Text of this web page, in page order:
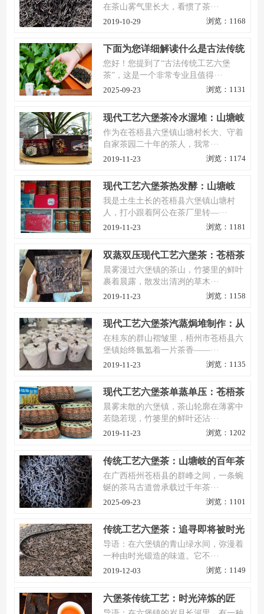
在茶山雾气里长大，看惯了茶···
2019-10-29
浏览：1168
下面为您详细解读什么是古法传统
工艺六堡茶
您好！您提到了“古法传统工艺六堡
茶”，这是一个非常专业且值得···
2025-09-23
浏览：1131
现代工艺六堡茶冷水渥堆：山塘岐
的“控温秘钥”，解锁六堡茶的纯净
陈香
作为在苍梧县六堡镇山塘村长大、守着
自家茶园二十年的茶人，我常···
2019-11-23
浏览：1174
现代工艺六堡茶热发酵：山塘岐
的“火候哲学”，让老茶焕发新活力
我是土生土长的苍梧县六堡镇山塘村
人，打小跟着阿公在茶厂里转—···
2019-11-23
浏览：1181
双蒸双压现代工艺六堡茶：苍梧茶
人用“两次智慧”解码红浓陈醇新境
界
晨雾漫过六堡镇的茶山，竹篓里的鲜叶
裹着晨露，散发出清冽的草木···
2019-11-23
浏览：1158
现代工艺六堡茶汽蒸焗堆制作：从
非遗传承到匠心升级的苍梧茶事
在桂东的群山褶皱里，梧州市苍梧县六
堡镇始终氤氲着一片茶香——···
2019-11-23
浏览：1135
现代工艺六堡茶单蒸单压：苍梧茶
人守正创新的“鲜爽密码”
晨雾未散的六堡镇，茶山轮廓在薄雾中
若隐若现，竹篓里的鲜叶还沾···
2019-11-23
浏览：1202
传统工艺六堡茶：山塘岐的百年茶
魂，藏在每一片茶叶里的“古法密
码”
在广西梧州苍梧县的群峰之间，一条蜿
蜒的茶马古道曾承载过千年茶···
2025-09-23
浏览：1101
传统工艺六堡茶：追寻即将被时光
封存的“古早味”
导语：在六堡镇的青山绿水间，弥漫着
一种由时光锻造的味道。它不···
2019-12-03
浏览：1149
六堡茶传统工艺：时光淬炼的匠
心，一杯活着的茶史